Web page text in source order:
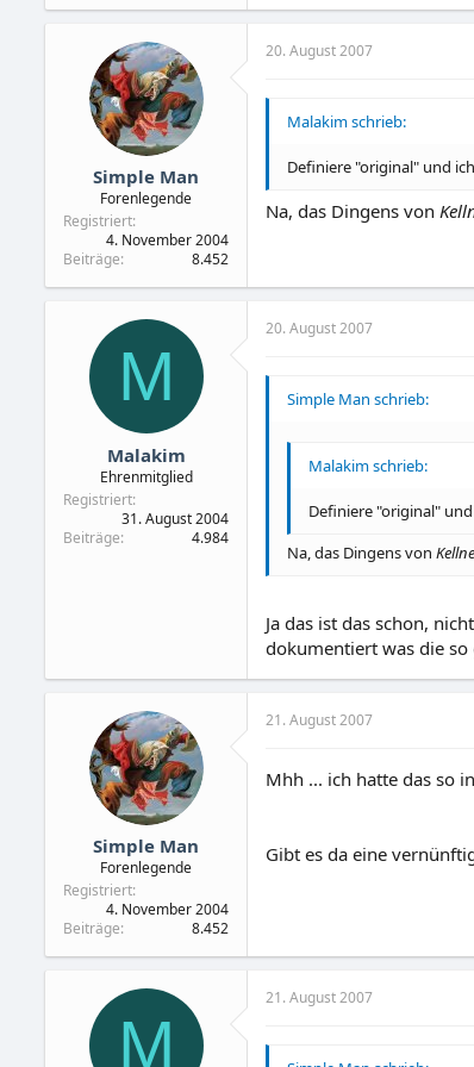
Simple Man
Forenlegende
Registriert
4. November 2004
Beiträge
8.452
20. August 2007
Malakim schrieb:
Definiere "original" und
Na, das Dingens von
M
Malakim
Ehrenmitglied
Registriert
31. August 2004
Beiträge
4.984
20. August 2007
Simple Man schrieb:
Malakim schrieb:
Definiere "original"
Na, das Dingens von
Ja das ist das schon,
dokumentiert was die
Simple Man
Forenlegende
Registriert
4. November 2004
Beiträge
8.452
21. August 2007
Mhh ... ich hatte das so
Gibt es da eine
M
21. August 2007